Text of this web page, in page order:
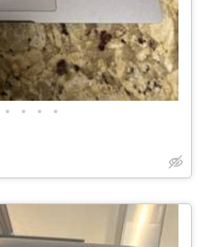
• • • •